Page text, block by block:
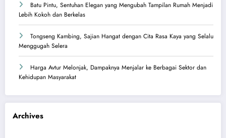
Batu Pintu, Sentuhan Elegan yang Mengubah Tampilan Rumah Menjadi
Lebih Kokoh dan Berkelas
Tongseng Kambing, Sajian Hangat dengan Cita Rasa Kaya yang Selalu
Menggugah Selera
Harga Avtur Melonjak, Dampaknya Menjalar ke Berbagai Sektor dan
Kehidupan Masyarakat
Archives